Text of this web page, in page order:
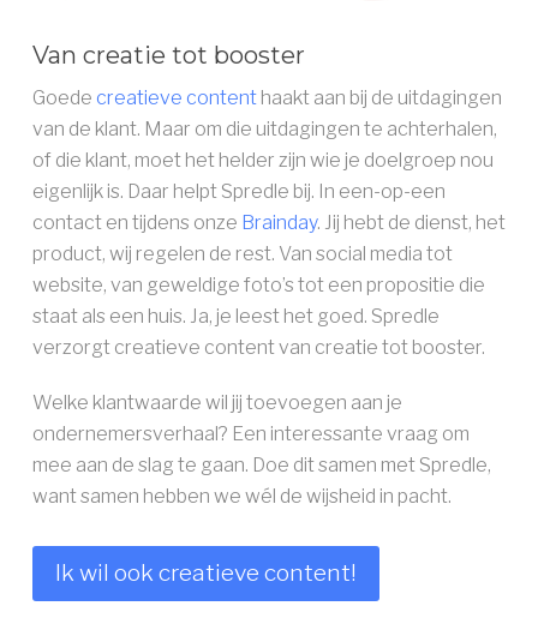
Van creatie tot booster
Goede creatieve contenthaakt aan bij de uitdagingen
van de klant. Maar om die uitdagingen te achterhalen,
of die klant, moet het helder zijn wie je doelgroep nou
eigenlijk is. Daar helpt Spredle bij. In een-op-een
contact en tijdens onze Brainday. Jij hebt de dienst, het
product, wij regelen de rest. Van social media tot
website, van geweldige foto’s tot een propositie die
staat als een huis. Ja, je leest het goed. Spredle
verzorgt creatieve content van creatie tot booster.
Welke klantwaarde wil jij toevoegen aan je
ondernemersverhaal? Een interessante vraag om
mee aan de slag te gaan. Doe dit samen met Spredle,
want samen hebben we wél de wijsheid in pacht.
Ik wil ook creatieve content!